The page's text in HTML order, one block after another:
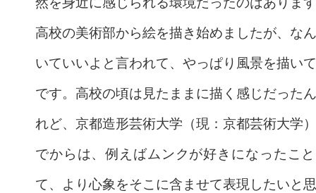
高校の美術部から絵を描き始めましたが、な
いていいよと言われて、やっぱり風景を描い
です。高校の頃は見たままに描く感じだった
れど、京都造形芸術大学（現：京都芸術大学
でからは、例えばムンクが好きになったこ
て、より心象をそこに含ませて表現したいと